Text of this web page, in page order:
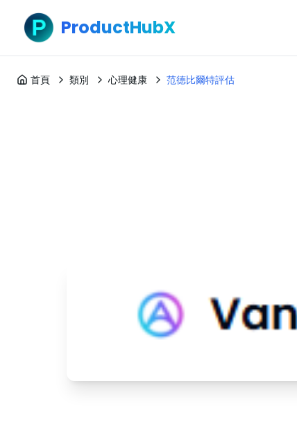
ProductHubX
首頁 類別 心理健康 范德比爾特評估